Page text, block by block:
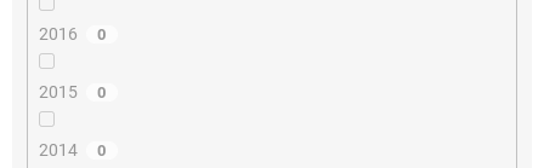
2016 0
2015 0
2014 0